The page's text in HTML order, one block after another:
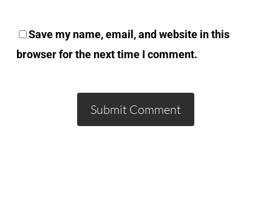
Save my name, email, and website in this
browser for the next time I comment.